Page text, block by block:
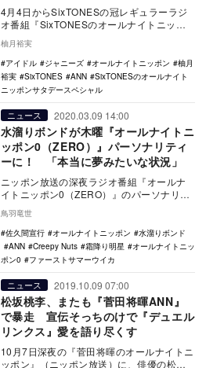
4月4日からSixTONESの冠レギュラーラジ
オ番組『SixTONESのオールナイトニッポ
ンサタデースペシャル』（ニッポン放送）
…
柚月裕実
アイドル
ジャニーズ オールナイトニッポン
柚月
裕実
SixTONES ANN
SixTONESのオールナイト
ニッポンサタデースペシャル
ニュース 2020.03.09 14:00
水溜りボンドが木曜『オールナイトニ
ッポン0（ZERO）』パーソナリティ
ーに！ 「本当に夢みたいな状況」
ニッポン放送の深夜ラジオ番組『オールナ
イトニッポン0（ZERO）』のパーソナリテ
ィ発表記者会見が、3月9日に同局にて行わ
れた。 …
鳥羽竜世
佐久間宣行
オールナイトニッポン
水溜りボンド
ANN
Creepy Nuts 霜降り明星
オールナイトニッ
ポン0
ファーストサマーウイカ
ニュース 2019.10.09 07:00
松坂桃李、またも『菅田将暉ANN』
で暴走 宣伝そっちのけで『デュエル
リンクス』愛を語り尽くす
10月7日深夜の『菅田将暉のオールナイトニ
ッポン』（ニッポン放送）に、俳優の松坂